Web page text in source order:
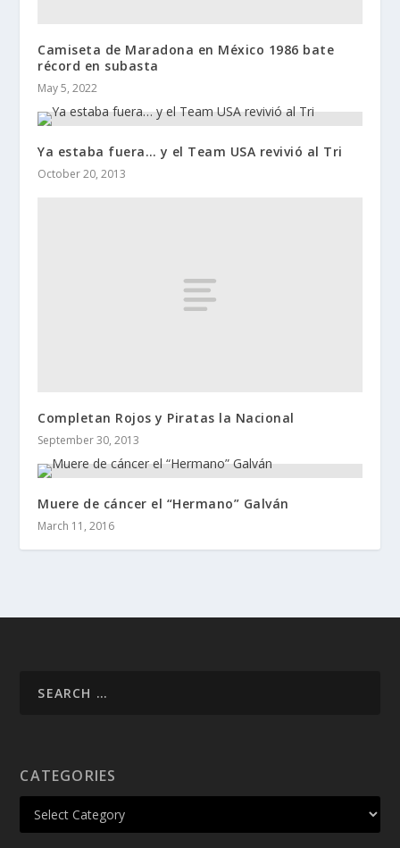
Camiseta de Maradona en México 1986 bate
récord en subasta
May 5, 2022
Ya estaba fuera… y el Team USA revivió al Tri
October 20, 2013
Completan Rojos y Piratas la Nacional
September 30, 2013
Muere de cáncer el “Hermano” Galván
March 11, 2016
CATEGORIES